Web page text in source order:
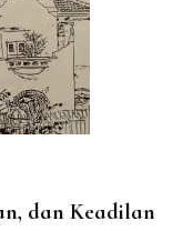
dan Keadilan